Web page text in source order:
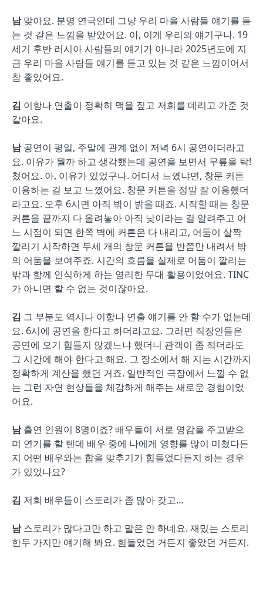
남맞아요. 분명 연극인데 그냥 우리 마을 사람들 얘기를 듣
는 것 같은 느낌을 받았어요. 아, 이게 우리의 얘기구나. 19
세기 후반 러시아 사람들의 얘기가 아니라 2025년도에 지
금 우리 마을 사람들 얘기를 듣고 있는 것 같은 느낌이어서
참 좋았어요.
김 이항나 연출이 정확히 맥을 짚고 저희를 데리고 가준 것
같아요.
남공연이 평일, 주말에 관계 없이 저녁 6시 공연이더라고
요. 이유가 뭘까 하고 생각했는데 공연을 보면서 무릎을 탁!
쳤어요. 아, 이유가 있었구나. 어디서 느꼈냐면, 창문 커튼
이용하는 걸 보고 느꼈어요. 창문 커튼을 정말 잘 이용했더
라고요. 오후 6시면 아직 밖이 밝을 때죠. 시작할 때는 창문
커튼을 끝까지 다 올려놓아 아직 낮이라는 걸 알려주고 어
느 시점이 되면 한쪽 벽에 커튼은 다 내리고, 어둠이 살짝
깔리기 시작하면 두세 개의 창문 커튼을 반쯤만 내려서 밖
의 어둠을 보여주죠. 시간의 흐름을 실제로 어둠이 깔리는
밖과 함께 인식하게 하는 영리한 무대 활용이었어요. TINC
가 아니면 할 수 없는 것이잖아요.
김 그 부분도 역시나 이항나 연출 얘기를 안 할 수가 없는데
요. 6시에 공연을 한다고 하더라고요. 그러면 직장인들은
공연에 오기 힘들지 않겠느냐 했더니 관객이 좀 적더라도
그 시간에 해야 한다고 해요. 그 장소에서 해 지는 시간까지
정확하게 계산을 했던 거죠. 일반적인 극장에서 느낄 수 없
는 그런 자연 현상들을 체감하게 해주는 새로운 경험이었
어요.
남출연 인원이 8명이죠? 배우들이 서로 영감을 주고받으
며 연기를 할 텐데 배우 중에 나에게 영향를 많이 미쳤다든
지 어떤 배우와는 합을 맞추기가 힘들었다든지 하는 경우
가 있었나요?
김 저희 배우들이 스토리가 좀 많아 갖고…
남스토리가 많다고만 하고 말은 안 하네요. 재밌는 스토리
한두 가지만 얘기해 봐요. 힘들었던 거든지 좋았던 거든지.